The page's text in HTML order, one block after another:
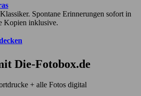
Spontane Erinnerungen sofort in
Kopien inklusive.
Die-Fotobox.de
+ alle Fotos digital